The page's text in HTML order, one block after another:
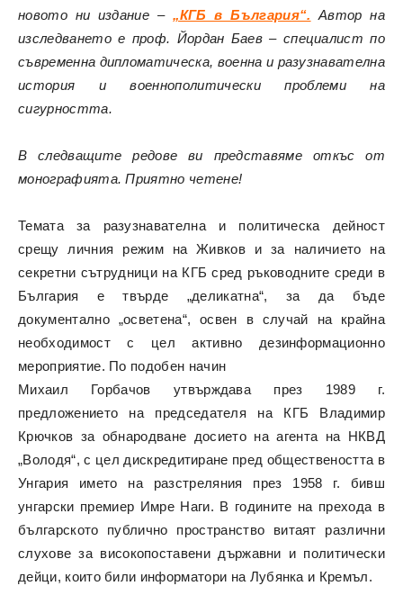
новото ни издание – „КГБ в България“. Автор на
изследването е проф. Йордан Баев – специалист по
съвременна дипломатическа, военна и разузнавателна
история и военнополитически проблеми на
сигурността.
В следващите редове ви представяме откъс от
монографията. Приятно четене!
Темата за разузнавателна и политическа дейност
срещу личния режим на Живков и за наличието на
секретни сътрудници на КГБ сред ръководните среди в
България е твърде „деликатна“, за да бъде
документално „осветена“, освен в случай на крайна
необходимост с цел активно дезинформационно
мероприятие. По подобен начин
Михаил Горбачов утвърждава през 1989 г.
предложението на председателя на КГБ Владимир
Крючков за обнародване досието на агента на НКВД
„Володя“, с цел дискредитиране пред обществеността в
Унгария името на разстреляния през 1958 г. бивш
унгарски премиер Имре Наги. В годините на прехода в
българското публично пространство витаят различни
слухове за високопоставени държавни и политически
дейци, които били информатори на Лубянка и Кремъл.